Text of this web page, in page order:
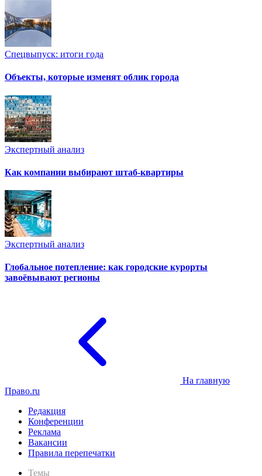
Спецвыпуск: итоги года
Объекты, которые изменят облик города
Экспертный анализ
Как компании выбирают штаб-квартиры
Экспертный анализ
Глобальное потепление: как городские курорты
завоёвывают регионы
На главную
Право.ru
Редакция
Конференции
Реклама
Вакансии
Правила перепечатки
Темы